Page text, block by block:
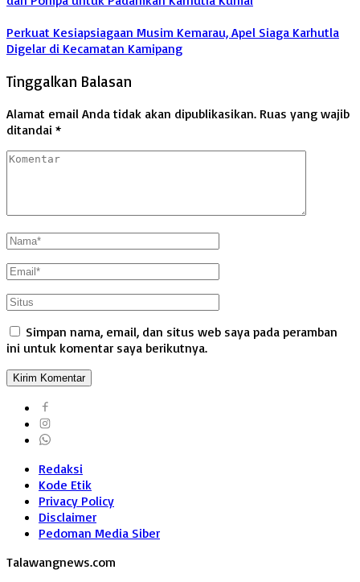
Perkuat Kesiapsiagaan Musim Kemarau, Apel Siaga Karhutla
Digelar di Kecamatan Kamipang
Tinggalkan Balasan
Alamat email Anda tidak akan dipublikasikan. Ruas yang wajib
ditandai *
Simpan nama, email, dan situs web saya pada peramban
ini untuk komentar saya berikutnya.
Redaksi
Kode Etik
Privacy Policy
Disclaimer
Pedoman Media Siber
Talawangnews.com